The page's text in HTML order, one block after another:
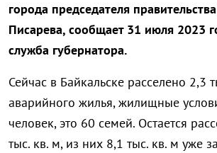
города председателя
Писарева, сообщает 31 июля 2023
служба губернатора.
Сейчас в Байкальске расселено 2,3
аварийного жилья, жилищные
человек, это 60 семей. Остается
тыс. кв. м, из них 8,1 тыс. кв. м уже